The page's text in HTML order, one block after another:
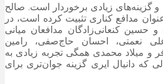
گزینه‌های زیادی برخوردار است. صالح
مدافع کناری تثبیت کرده است، در
حسین کنعانی‌زادگان مدافعان میانی
نعمتی، احسان حاج‌صفی، رامین
و میلاد محمدی همگی تجربه زیادی به
که دانیال ایری گزینه جوان‌تری برای